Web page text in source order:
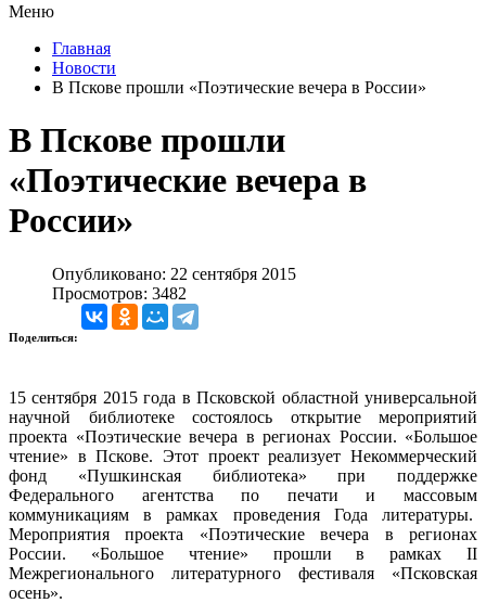
Меню
Главная
Новости
В Пскове прошли «Поэтические вечера в России»
В Пскове прошли
«Поэтические вечера в
России»
Опубликовано: 22 сентября 2015
Просмотров: 3482
Поделиться:
15 сентября 2015 года в Псковской областной универсальной
научной библиотеке состоялось открытие мероприятий
проекта «Поэтические вечера в регионах России. «Большое
чтение» в Пскове. Этот проект реализует Некоммерческий
фонд «Пушкинская библиотека» при поддержке
Федерального агентства по печати и массовым
коммуникациям в рамках проведения Года литературы.
Мероприятия проекта «Поэтические вечера в регионах
России. «Большое чтение» прошли в рамках II
Межрегионального литературного фестиваля «Псковская
осень».